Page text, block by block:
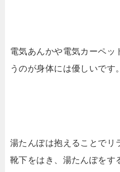
電気あんかや電気カーペッ
うのが身体には優しいです。
湯たんぽは抱えることでリ
靴下をはき、湯たんぽをす